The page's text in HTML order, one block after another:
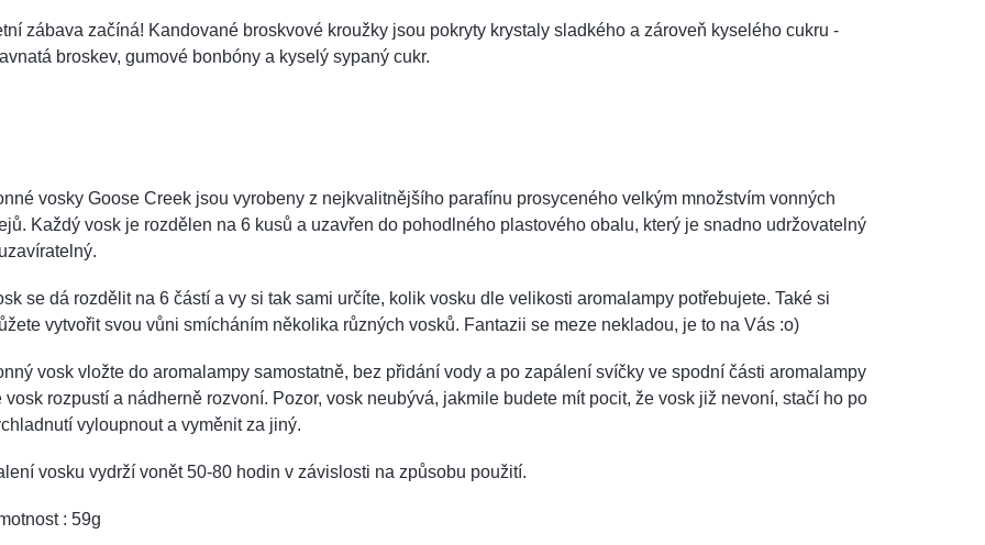
zábava začíná! Kandované broskvové kroužky jsou pokryty krystaly sladkého a zároveň kyselého cukru -
broskev, gumové bonbóny a kyselý sypaný cukr.
vosky Goose Creek jsou vyrobeny z nejkvalitnějšího parafínu prosyceného velkým množstvím vonných
Každý vosk je rozdělen na 6 kusů a uzavřen do pohodlného plastového obalu, který je snadno udržovatelný
se dá rozdělit na 6 částí a vy si tak sami určíte, kolik vosku dle velikosti aromalampy potřebujete. Také si
vytvořit svou vůni smícháním několika různých vosků. Fantazii se meze nekladou, je to na Vás :o)
vosk vložte do aromalampy samostatně, bez přidání vody a po zapálení svíčky ve spodní části aromalampy
vosk rozpustí a nádherně rozvoní. Pozor, vosk neubývá, jakmile budete mít pocit, že vosk již nevoní, stačí ho po
vyloupnout a vyměnit za jiný.
vosku vydrží vonět 50-80 hodin v závislosti na způsobu použití.
: 59g